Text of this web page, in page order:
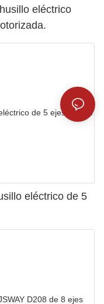
eléctrico
eléctrico de 5